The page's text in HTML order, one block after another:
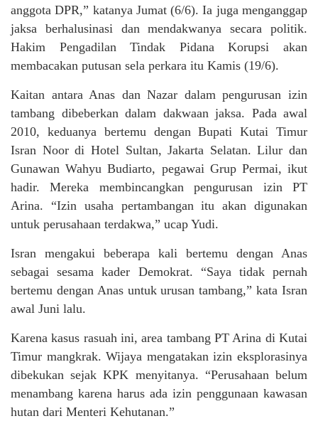
anggota DPR,” katanya Jumat (6/6). Ia juga menganggap
jaksa berhalusinasi dan mendakwanya secara politik.
Hakim Pengadilan Tindak Pidana Korupsi akan
membacakan putusan sela perkara itu Kamis (19/6).
Kaitan antara Anas dan Nazar dalam pengurusan izin
tambang dibeberkan dalam dakwaan jaksa. Pada awal
2010, keduanya bertemu dengan Bupati Kutai Timur
Isran Noor di Hotel Sultan, Jakarta Selatan. Lilur dan
Gunawan Wahyu Budiarto, pegawai Grup Permai, ikut
hadir. Mereka membincangkan pengurusan izin PT
Arina. “Izin usaha pertambangan itu akan digunakan
untuk perusahaan terdakwa,” ucap Yudi.
Isran mengakui beberapa kali bertemu dengan Anas
sebagai sesama kader Demokrat. “Saya tidak pernah
bertemu dengan Anas untuk urusan tambang,” kata Isran
awal Juni lalu.
Karena kasus rasuah ini, area tambang PT Arina di Kutai
Timur mangkrak. Wijaya mengatakan izin eksplorasinya
dibekukan sejak KPK menyitanya. “Perusahaan belum
menambang karena harus ada izin penggunaan kawasan
hutan dari Menteri Kehutanan.”